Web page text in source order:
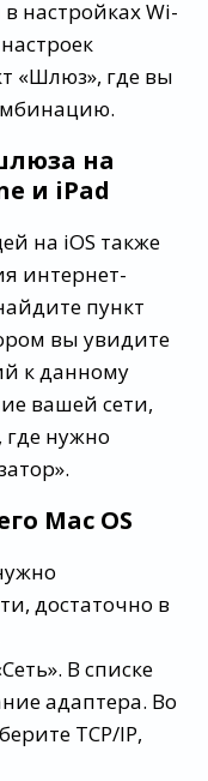
настройках Wi-
«Шлюз», где вы
на
и iPad
на iOS также
интернет-
пункт
вы увидите
к данному
вашей сети,
где нужно
Mac OS
достаточно в
В списке
адаптера. Во
TCP/IP,